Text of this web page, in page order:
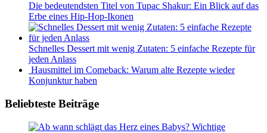
Die bedeutendsten Titel von Tupac Shakur: Ein Blick auf das
Erbe eines Hip-Hop-Ikonen
Schnelles Dessert mit wenig Zutaten: 5 einfache Rezepte für
jeden Anlass
Hausmittel im Comeback: Warum alte Rezepte wieder
Konjunktur haben
Beliebteste Beiträge